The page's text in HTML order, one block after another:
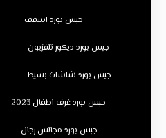
جبس بورد اسقف
جبس بورد ديكور تلفزيون
جبس بورد شاشات بسيط
جبس بورد غرف اطفال 2023
جبس بورد مجالس رجال